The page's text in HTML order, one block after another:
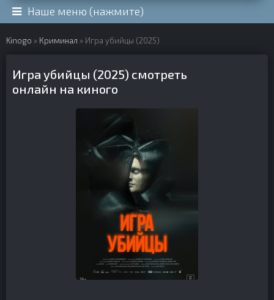
Наше меню (нажмите)
Kinogo » Криминал » Игра убийцы (2025)
Игра убийцы (2025) смотреть
онлайн на киного